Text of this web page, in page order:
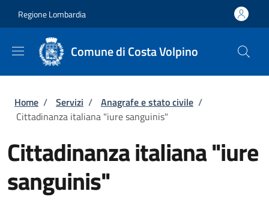
Regione Lombardia
Comune di Costa Volpino
Briciole di pane
Home / Servizi / Anagrafe e stato civile /
Cittadinanza italiana "iure sanguinis"
Cittadinanza italiana "iure
sanguinis"